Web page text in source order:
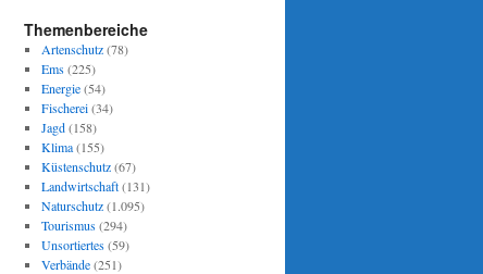
Themenbereiche
Artenschutz(78)
Ems(225)
Energie(54)
Fischerei(34)
Jagd(158)
Klima(155)
Küstenschutz(67)
Landwirtschaft(131)
Naturschutz(1.095)
Tourismus(294)
Unsortiertes(59)
Verbände(251)